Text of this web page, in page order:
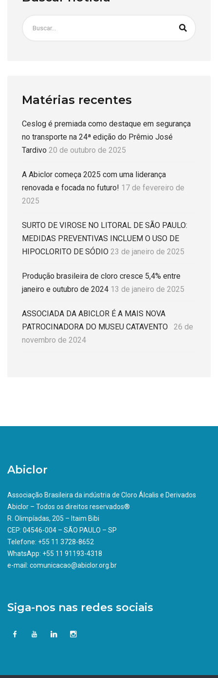
Matérias recentes
Ceslog é premiada como destaque em segurança
no transporte na 24ª edição do Prêmio José
Tardivo 20 de outubro de 2025
A Abiclor começa 2025 com uma liderança
renovada e focada no futuro! 17 de fevereiro de
2025
SURTO DE VIROSE NO LITORAL DE SÃO PAULO:
MEDIDAS PREVENTIVAS INCLUEM O USO DE
HIPOCLORITO DE SÓDIO 23 de janeiro de 2025
Produção brasileira de cloro cresce 5,4% entre
janeiro e outubro de 2024 13 de janeiro de 2025
ASSOCIADA DA ABICLOR É A MAIS NOVA
PATROCINADORA DO MUSEU CATAVENTO
26 de
novembro de 2024
Abiclor
Associação Brasileira da indústria de Cloro Álcalis e Derivados
Abiclor – Todos os direitos reservados®
R. Olimpíadas, 205 – Itaim Bibi
CEP: 04546-004 – SÃO PAULO – SP
Telefone: +55 11 3728-8652
WhatsApp: +55 11 91193-4318
e-mail: comunicacao@abiclor.org.br
Siga-nos nas redes sociais